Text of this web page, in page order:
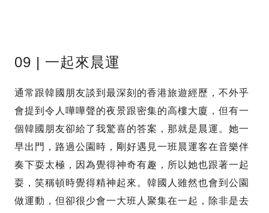
09 | 一起來晨運
通常跟韓國朋友談到最深刻的香港旅遊經歷，不外乎
會提到令人嘩嘩聲的夜景跟密集的高樓大廈，但有一
個韓國朋友卻給了我驚喜的答案，那就是晨運。她一
早出門，路過公園時，剛好遇見一班晨運客在音樂伴
奏下耍太極，因為覺得神奇有趣，所以她也跟著一起
耍，笑稱頓時覺得精神起來。韓國人雖然也會到公園
做運動，但卻很少會一大班人聚集在一起，除非是去